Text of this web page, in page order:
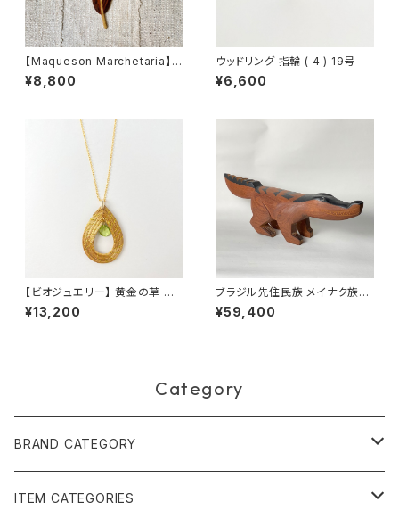
【Maqueson Marchetaria】マ
ッケソン寄木細工 ブックマーク
ピンク
¥8,800
ウッドリング 指輪 ( 4 ) 19号
¥6,600
【ビオジュエリー】 黄金の草 カッ
ピンドウラード ネックレス ティ
アドロップ ペリドット
¥13,200
ブラジル先住民族 メイナク族の
椅子 ワニ 小型 全長46cm
¥59,400
Category
BRAND CATEGORY
黄金の草 ビオジュエリー
ITEM CATEGORIES